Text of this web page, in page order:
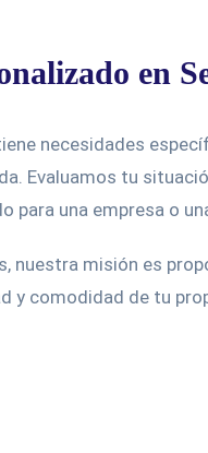
en
necesidades
Evaluamos tu
para una empresa o
nuestra misión es
y comodidad de tu